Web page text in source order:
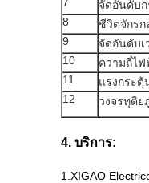
จัดอันดับ
8
ชีวิตจักรก
9
จัดอันดับเ
10
ความถี่ไ
11
แรงกระ
12
วงจรทุติ
4. บริการ:
1.XIGAO